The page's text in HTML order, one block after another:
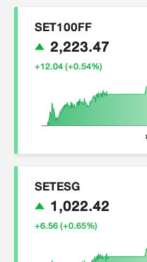
SET100FF
2,223.47
+12.04 (+0.54%)
SETESG
1,022.42
+6.56 (+0.65%)